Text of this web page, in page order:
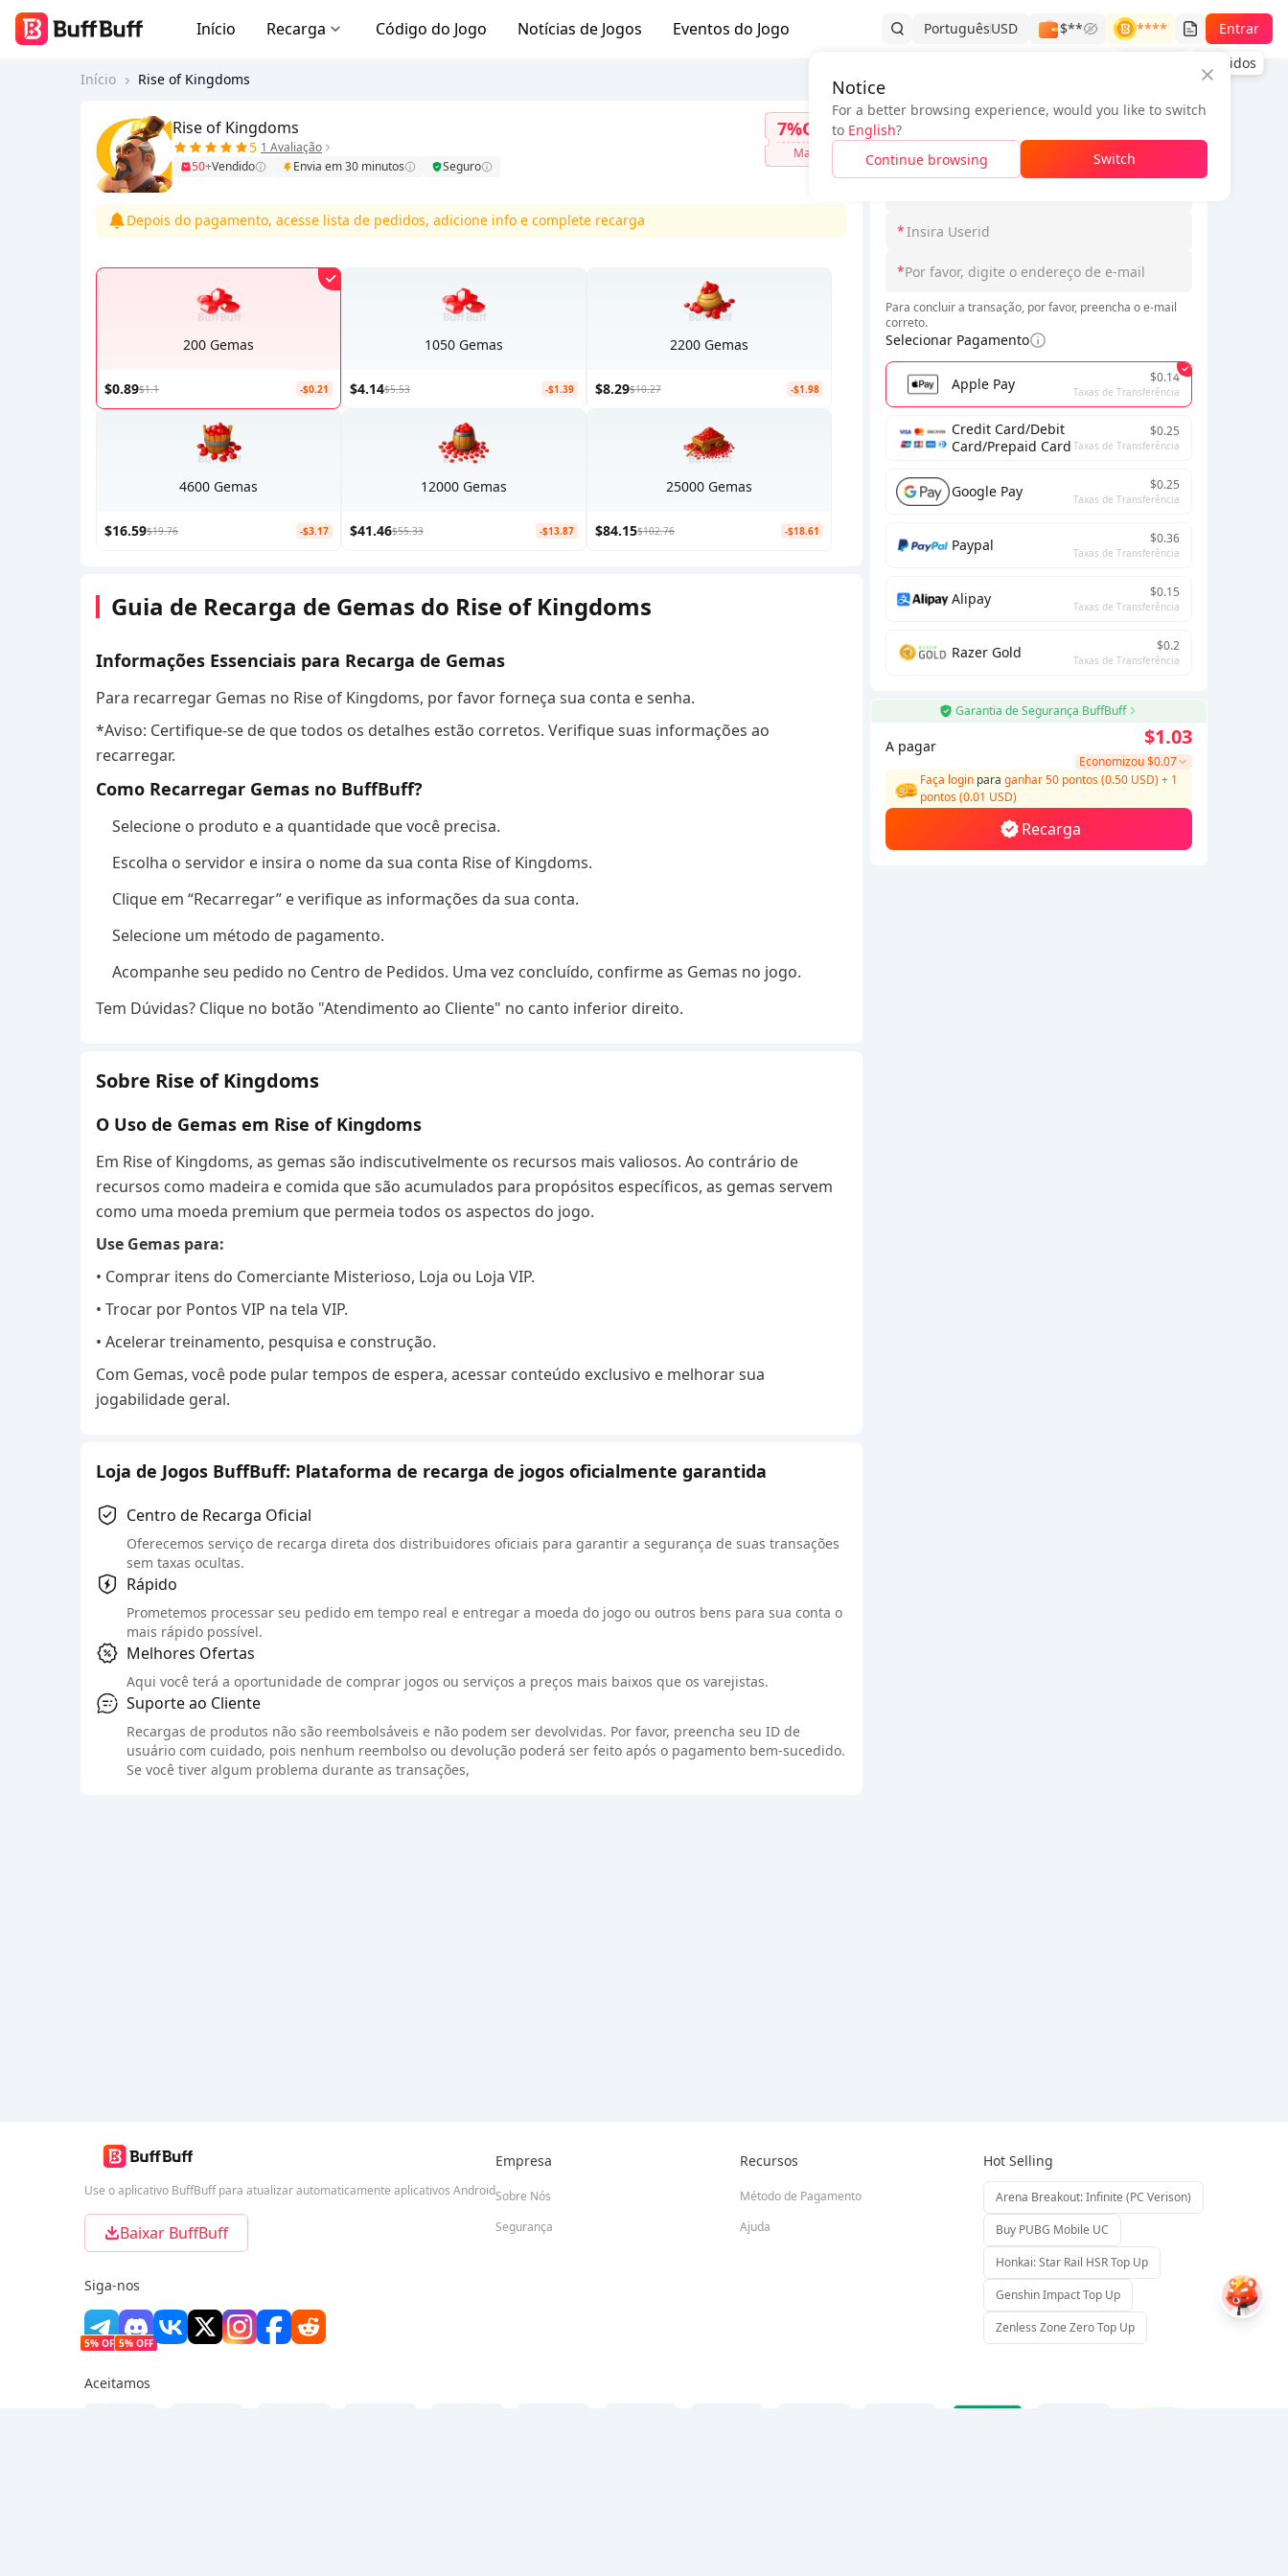
Início Recarga Código do Jogo Notícias de Jogos Eventos do Jogo PortuguêsUSD $**
****
Histórico de Pedidos
Entrar
Início Rise of Kingdoms
Informações do pedido
*Selecione Loginmodel
*
*
Para concluir a transação, por favor, preencha o e-mail
correto.
Selecionar Pagamento
Apple Pay $0.14
Taxas de Transferência
Credit Card/Debit
Card/Prepaid Card
$0.25
Taxas de Transferência
Google Pay $0.25
Taxas de Transferência
Paypal $0.36
Taxas de Transferência
Alipay $0.15
Taxas de Transferência
Razer Gold $0.2
Taxas de Transferência
Garantia de Segurança BuffBuff
A pagar
Economizou$0.07
$1.03
Faça login para ganhar 50 pontos (0.50 USD)+ 1
pontos (0.01 USD)
Recarga
Rise of Kingdoms
5 1 Avaliação
50+Vendido Envia em 30 minutos Seguro
7%OFF
Mais
Depois do pagamento, acesse lista de pedidos, adicione info e complete recarga
200 Gemas
$0.89$1.1 -$0.21
1050 Gemas
$4.14$5.53 -$1.39
2200 Gemas
$8.29$10.27 -$1.98
4600 Gemas
$16.59$19.76 -$3.17
12000 Gemas
$41.46$55.33 -$13.87
25000 Gemas
$84.15$102.76 -$18.61
Guia de Recarga de Gemas do Rise of Kingdoms
Informações Essenciais para Recarga de Gemas
Para recarregar Gemas no Rise of Kingdoms, por favor forneça sua conta e senha.
*Aviso: Certifique-se de que todos os detalhes estão corretos. Verifique suas informações ao
recarregar.
Como Recarregar Gemas no BuffBuff?
Selecione o produto e a quantidade que você precisa.
Escolha o servidor e insira o nome da sua conta Rise of Kingdoms.
Clique em “Recarregar” e verifique as informações da sua conta.
Selecione um método de pagamento.
Acompanhe seu pedido no Centro de Pedidos. Uma vez concluído, confirme as Gemas no jogo.
Tem Dúvidas? Clique no botão "Atendimento ao Cliente" no canto inferior direito.
Sobre Rise of Kingdoms
O Uso de Gemas em Rise of Kingdoms
Em Rise of Kingdoms, as gemas são indiscutivelmente os recursos mais valiosos. Ao contrário de
recursos como madeira e comida que são acumulados para propósitos específicos, as gemas servem
como uma moeda premium que permeia todos os aspectos do jogo.
Use Gemas para:
• Comprar itens do Comerciante Misterioso, Loja ou Loja VIP.
• Trocar por Pontos VIP na tela VIP.
• Acelerar treinamento, pesquisa e construção.
Com Gemas, você pode pular tempos de espera, acessar conteúdo exclusivo e melhorar sua
jogabilidade geral.
Loja de Jogos BuffBuff: Plataforma de recarga de jogos oficialmente garantida
Centro de Recarga Oficial
Oferecemos serviço de recarga direta dos distribuidores oficiais para garantir a segurança de suas transações
sem taxas ocultas.
Rápido
Prometemos processar seu pedido em tempo real e entregar a moeda do jogo ou outros bens para sua conta o
mais rápido possível.
Melhores Ofertas
Aqui você terá a oportunidade de comprar jogos ou serviços a preços mais baixos que os varejistas.
Suporte ao Cliente
Recargas de produtos não são reembolsáveis e não podem ser devolvidas. Por favor, preencha seu ID de
usuário com cuidado, pois nenhum reembolso ou devolução poderá ser feito após o pagamento bem-sucedido.
Se você tiver algum problema durante as transações,
Notice
For a better browsing experience, would you like to switch
to English?
Continue browsing
Switch
Use o aplicativo BuffBuff para atualizar automaticamente aplicativos Android
Baixar BuffBuff
Siga-nos
5% OFF 5% OFF
Empresa
Sobre Nós
Segurança
Recursos
Método de Pagamento
Ajuda
Hot Selling
Arena Breakout: Infinite (PC Verison)
Buy PUBG Mobile UC
Honkai: Star Rail HSR Top Up
Genshin Impact Top Up
Zenless Zone Zero Top Up
Aceitamos